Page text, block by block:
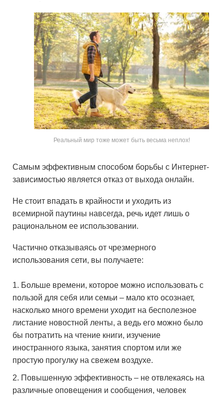
Реальный мир тоже может быть весьма неплох!
Самым эффективным способом борьбы с Интернет-
зависимостью является отказ от выхода онлайн.
Не стоит впадать в крайности и уходить из
всемирной паутины навсегда, речь идет лишь о
рациональном ее использовании.
Частично отказываясь от чрезмерного
использования сети, вы получаете:
Больше времени, которое можно использовать с
пользой для себя или семьи – мало кто осознает,
насколько много времени уходит на бесполезное
листание новостной ленты, а ведь его можно было
бы потратить на чтение книги, изучение
иностранного языка, занятия спортом или же
простую прогулку на свежем воздухе.
Повышенную эффективность – не отвлекаясь на
различные оповещения и сообщения, человек